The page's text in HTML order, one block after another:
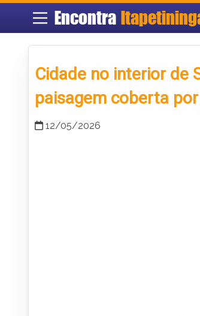
Encontra
Cidade no interior de
paisagem coberta
12/05/2026